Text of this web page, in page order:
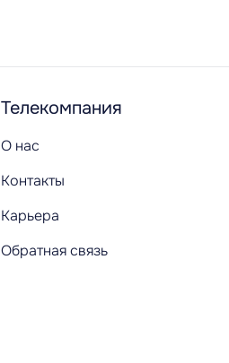
Телекомпания
О нас
Контакты
Карьера
Обратная связь